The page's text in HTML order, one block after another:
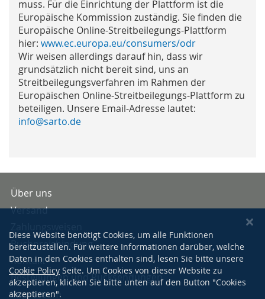
muss. Für die Einrichtung der Plattform ist die
Europäische Kommission zuständig. Sie finden die
Europäische Online-Streitbeilegungs-Plattform
hier: www.ec.europa.eu/consumers/odr
Wir weisen allerdings darauf hin, dass wir
grundsätzlich nicht bereit sind, uns an
Streitbeilegungsverfahren im Rahmen der
Europäischen Online-Streitbeilegungs-Plattform zu
beteiligen. Unsere Email-Adresse lautet:
info@sarto.de
Über uns
Versand
Buchpreisbindung
Kontakt
Bestellungen und Rücksendungen
Impressum
Diese Website benötigt Cookies, um alle Funktionen
bereitzustellen. Für weitere Informationen darüber, welche
Daten in den Cookies enthalten sind, lesen Sie bitte unsere
Cookie Policy Seite. Um Cookies von dieser Website zu
akzeptieren, klicken Sie bitte unten auf den Button "Cookies
akzeptieren".